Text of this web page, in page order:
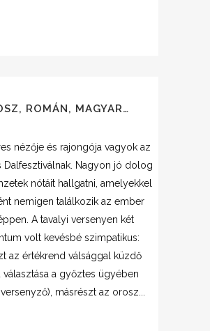
ROMÁN, MAGYAR…
nézője és rajongója vagyok az
Dalfesztiválnak. Nagyon jó dolog
nótáit hallgatni, amelyekkel
nemigen találkozik az ember
A tavalyi versenyen két
volt kevésbé szimpatikus:
az értékrend válsággal küzdő
választása a győztes ügyében
másrészt az orosz...